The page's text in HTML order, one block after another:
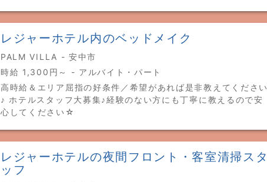
レジャーホテル内のベッドメイク
PALM VILLA - 安中市
時給 1,300円～ - アルバイト・パート
高時給＆エリア屈指の好条件／希望があれば是非教えてください
♪ ホテルスタッフ大募集♪経験のない方にも丁寧に教えるので安
心してください☆
レジャーホテルの夜間フロント・客室清掃スタ
ッフ